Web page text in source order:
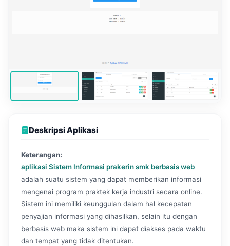
Deskripsi Aplikasi
Keterangan:
aplikasi Sistem Informasi prakerin smk berbasis web
adalah suatu sistem yang dapat memberikan informasi
mengenai program praktek kerja industri secara online.
Sistem ini memiliki keunggulan dalam hal kecepatan
penyajian informasi yang dihasilkan, selain itu dengan
berbasis web maka sistem ini dapat diakses pada waktu
dan tempat yang tidak ditentukan.